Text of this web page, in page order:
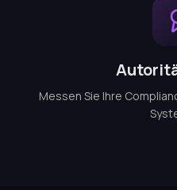
Messen Sie Ihre